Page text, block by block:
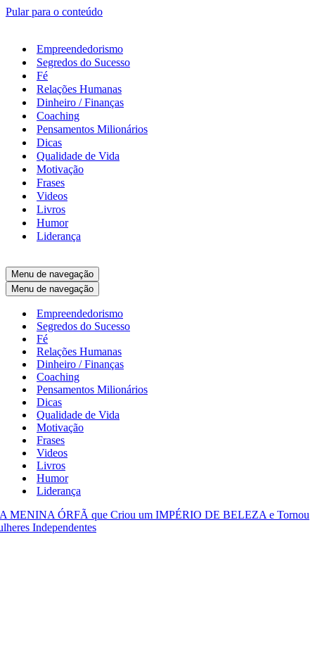
Pular para o conteúdo
Empreendedorismo
Segredos do Sucesso
Fé
Relações Humanas
Dinheiro / Finanças
Coaching
Pensamentos Milionários
Dicas
Qualidade de Vida
Motivação
Frases
Videos
Livros
Humor
Liderança
Menu de navegação
Menu de navegação
Empreendedorismo
Segredos do Sucesso
Fé
Relações Humanas
Dinheiro / Finanças
Coaching
Pensamentos Milionários
Dicas
Qualidade de Vida
Motivação
Frases
Videos
Livros
Humor
Liderança